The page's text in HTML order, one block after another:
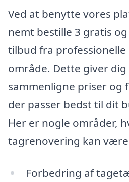
Ved at benytte vores
nemt bestille 3 gratis
tilbud fra
område. Dette giver
sammenligne priser og
der passer bedst til dit
Her er nogle områder,
tagrenovering kan
Forbedring af